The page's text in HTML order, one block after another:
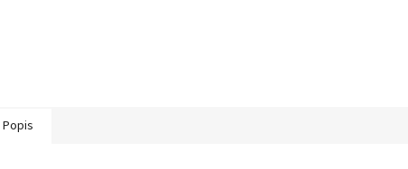
Popis